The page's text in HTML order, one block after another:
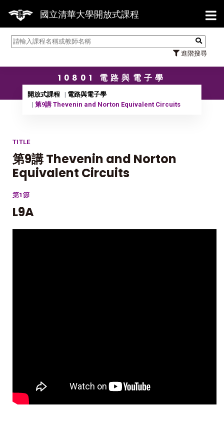
國立清華大學開放式課程
進階搜尋
【
10801 電路與電子學
開放式課程
電路與電子學
第9講 Thevenin and Norton Equivalent Circuits
TITLE
第9講 Thevenin and Norton
Equivalent Circuits
第1節
L9A